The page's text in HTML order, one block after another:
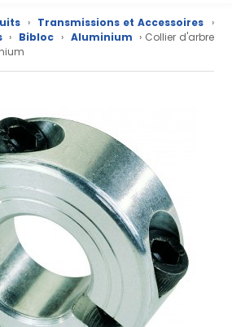
› Transmissions et Accessoires
›
› Bibloc › Aluminium › Collier d'arbre